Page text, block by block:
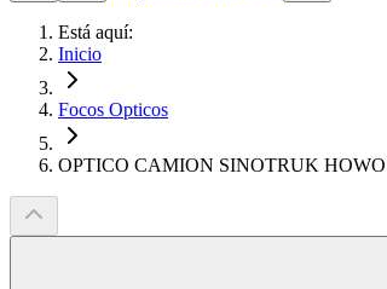
Está aquí:
Inicio
Focos Opticos
OPTICO CAMION SINOTRUK HOWO